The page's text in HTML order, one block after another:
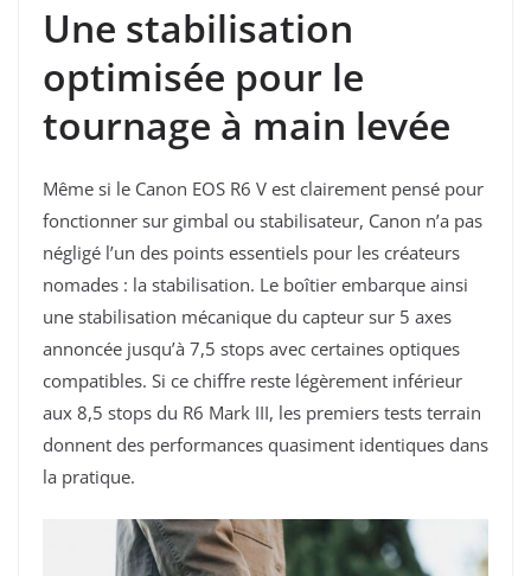
Une stabilisation
optimisée pour le
tournage à main levée
Même si le Canon EOS R6 V est clairement pensé pour
fonctionner sur gimbal ou stabilisateur, Canon n’a pas
négligé l’un des points essentiels pour les créateurs
nomades : la stabilisation. Le boîtier embarque ainsi
une stabilisation mécanique du capteur sur 5 axes
annoncée jusqu’à 7,5 stops avec certaines optiques
compatibles. Si ce chiffre reste légèrement inférieur
aux 8,5 stops du R6 Mark III, les premiers tests terrain
donnent des performances quasiment identiques dans
la pratique.